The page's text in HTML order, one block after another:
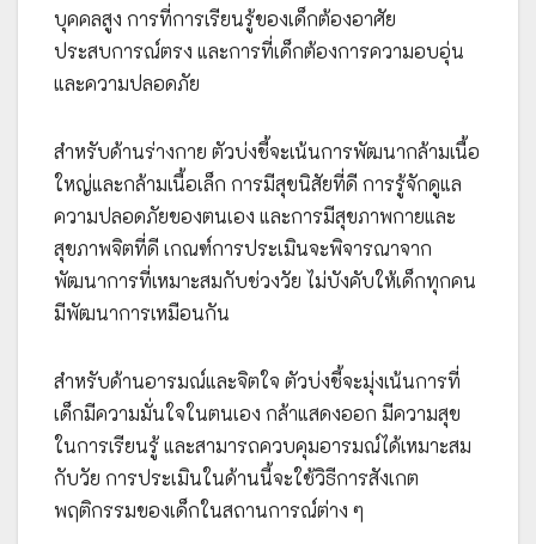
บุคคลสูง การที่การเรียนรู้ของเด็กต้องอาศัย
ประสบการณ์ตรง และการที่เด็กต้องการความอบอุ่น
และความปลอดภัย
สำหรับด้านร่างกาย ตัวบ่งชี้จะเน้นการพัฒนากล้ามเนื้อ
ใหญ่และกล้ามเนื้อเล็ก การมีสุขนิสัยที่ดี การรู้จักดูแล
ความปลอดภัยของตนเอง และการมีสุขภาพกายและ
สุขภาพจิตที่ดี เกณฑ์การประเมินจะพิจารณาจาก
พัฒนาการที่เหมาะสมกับช่วงวัย ไม่บังคับให้เด็กทุกคน
มีพัฒนาการเหมือนกัน
สำหรับด้านอารมณ์และจิตใจ ตัวบ่งชี้จะมุ่งเน้นการที่
เด็กมีความมั่นใจในตนเอง กล้าแสดงออก มีความสุข
ในการเรียนรู้ และสามารถควบคุมอารมณ์ได้เหมาะสม
กับวัย การประเมินในด้านนี้จะใช้วิธีการสังเกต
พฤติกรรมของเด็กในสถานการณ์ต่าง ๆ